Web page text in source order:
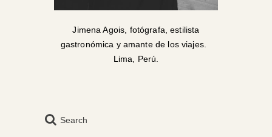
Jimena Agois, fotógrafa, estilista
gastronómica y amante de los viajes.
Lima, Perú.
Search